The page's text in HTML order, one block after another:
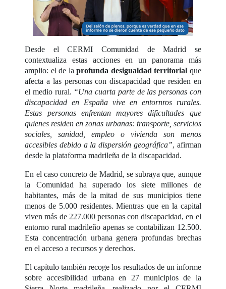
Desde el CERMI Comunidad de Madrid se
contextualiza estas acciones en un panorama más
amplio: el de laprofunda desigualdad territorial que
afecta a las personas con discapacidad que residen en
el medio rural. “Una cuarta parte de las personas con
discapacidad en España vive en entornros rurales.
Estas personas enfrentan mayores dificultades que
quienes residen en zonas urbanas: transporte, servicios
sociales, sanidad, empleo o vivienda son menos
accesibles debido a la dispersión geográfica”, afirman
desde la plataforma madrileña de la discapacidad.
En el caso concreto de Madrid, se subraya que, aunque
la Comunidad ha superado los siete millones de
habitantes, más de la mitad de sus municipios tiene
menos de 5.000 residentes. Mientras que en la capital
viven más de 227.000 personas con discapacidad, en el
entorno rural madrileño apenas se contabilizan 12.500.
Esta concentración urbana genera profundas brechas
en el acceso a recursos y derechos.
El capítulo también recoge los resultados de un informe
sobre accesibilidad urbana en 27 municipios de la